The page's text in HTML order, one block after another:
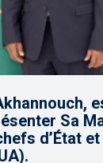
Sa
d’État